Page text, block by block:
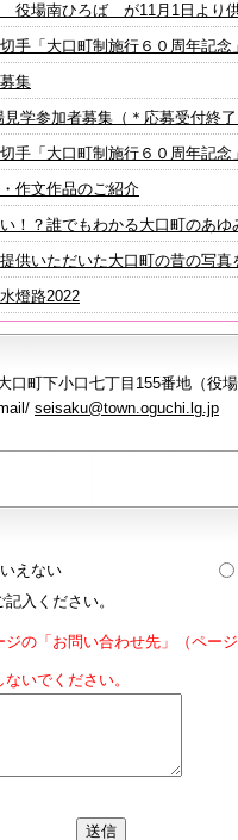
役場南ひろば が11月1日より
手「大口町制施行６０周年記念
集
学参加者募集（＊応募受付終了
手「大口町制施行６０周年記念
作文作品のご紹介
！？誰でもわかる大口町のあ
供いただいた大口町の昔の写真
燈路2022
口町下小口七丁目155番地（役場
seisaku@town.oguchi.lg.jp
えない
入ください。
の「お問い合わせ先」（ペー
いでください。